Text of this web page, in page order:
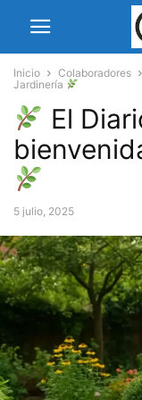
Inicio Colaboradores
Jardinería
El
5 julio, 2025